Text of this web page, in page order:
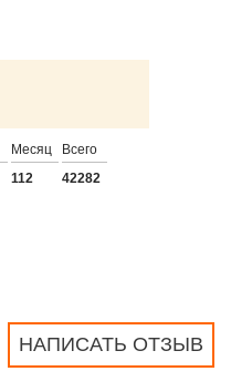
Месяц
Всего
112 42282
НАПИСАТЬ ОТЗЫВ